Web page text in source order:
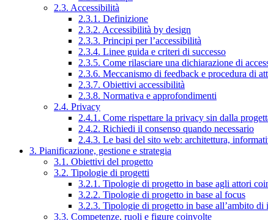
2.3. Accessibilità
2.3.1. Definizione
2.3.2. Accessibilità by design
2.3.3. Principi per l’accessibilità
2.3.4. Linee guida e criteri di successo
2.3.5. Come rilasciare una dichiarazione di
2.3.6. Meccanismo di feedback e procedura di
2.3.7. Obiettivi accessibilità
2.3.8. Normativa e approfondimenti
2.4. Privacy
2.4.1. Come rispettare la privacy sin dalla
2.4.2. Richiedi il consenso quando necessario
2.4.3. Le basi del sito web: architettura,
3. Pianificazione, gestione e strategia
3.1. Obiettivi del progetto
3.2. Tipologie di progetti
3.2.1. Tipologie di progetto in base agli attori
3.2.2. Tipologie di progetto in base al focus
3.2.3. Tipologie di progetto in base all’ambito di
3.3. Competenze, ruoli e figure coinvolte